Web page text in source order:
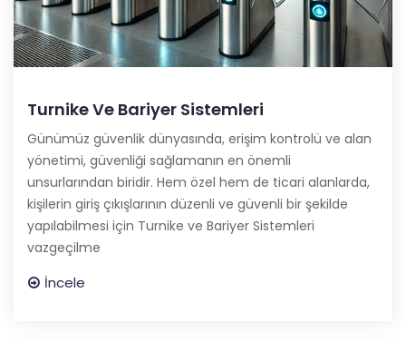
Turnike Ve Bariyer Sistemleri
Günümüz güvenlik dünyasında, erişim kontrolü ve alan
yönetimi, güvenliği sağlamanın en önemli
unsurlarından biridir. Hem özel hem de ticari alanlarda,
kişilerin giriş çıkışlarının düzenli ve güvenli bir şekilde
yapılabilmesi için Turnike ve Bariyer Sistemleri
vazgeçilme
İncele